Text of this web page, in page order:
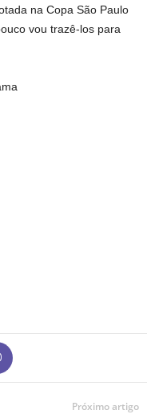
na Copa São Paulo
vou trazê-los para
Próximo artigo